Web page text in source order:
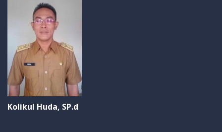
Kolikul Huda, SP.d